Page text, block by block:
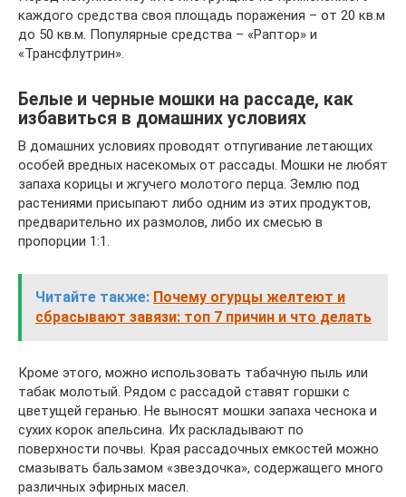
каждого средства своя площадь поражения – от 20 кв.м
до 50 кв.м. Популярные средства – «Раптор» и
«Трансфлутрин».
Белые и черные мошки на рассаде, как
избавиться в домашних условиях
В домашних условиях проводят отпугивание летающих
особей вредных насекомых от рассады. Мошки не любят
запаха корицы и жгучего молотого перца. Землю под
растениями присыпают либо одним из этих продуктов,
предварительно их размолов, либо их смесью в
пропорции 1:1.
Читайте также: Почему огурцы желтеют и
сбрасывают завязи: топ 7 причин и что делать
Кроме этого, можно использовать табачную пыль или
табак молотый. Рядом с рассадой ставят горшки с
цветущей геранью. Не выносят мошки запаха чеснока и
сухих корок апельсина. Их раскладывают по
поверхности почвы. Края рассадочных емкостей можно
смазывать бальзамом «звездочка», содержащего много
различных эфирных масел.